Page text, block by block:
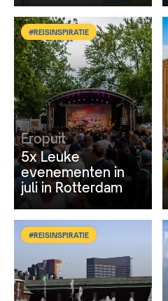
#REISINSPIRATIE
Eropuit
5x Leuke
evenementen in
juli in Rotterdam
#REISINSPIRATIE